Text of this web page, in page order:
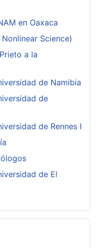
en Oaxaca
Science)
a la
de Namibia
de
de Rennes I
de El